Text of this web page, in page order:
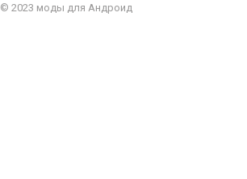
© 2023 моды для Андроид